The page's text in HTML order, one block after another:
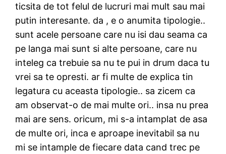
ticsita de tot felul de lucruri mai mult sau mai
putin interesante. da , e o anumita tipologie..
sunt acele persoane care nu isi dau seama ca
pe langa mai sunt si alte persoane, care nu
inteleg ca trebuie sa nu te pui in drum daca tu
vrei sa te opresti. ar fi multe de explica tin
legatura cu aceasta tipologie.. sa zicem ca
am observat-o de mai multe ori.. insa nu prea
mai are sens. oricum, mi s-a intamplat de asa
de multe ori, inca e aproape inevitabil sa nu
mi se intample de fiecare data cand trec pe